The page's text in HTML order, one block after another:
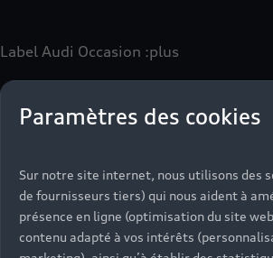
Label Audi Occasion :plus
Le label Audi Occasion:plusvous
véhicules neufs :
- Jusqu'à 130 points de contrôle
motorisation
- Garantie jusqu’à 24 mois et
- Assistance 24/7 en France et en
Paramètres des cookies
Sur notre site internet, nous utilisons des
de fournisseurs tiers) qui nous aident à
présence en ligne (optimisation du site
contenu adapté à vos intérêts